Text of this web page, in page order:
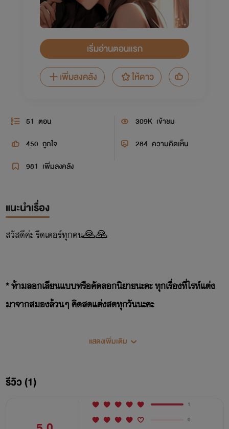
เริ่มอ่านตอนแรก
เพิ่มลงคลัง
ให้ดาว
51 ตอน 309K เข้าชม
450 ถูกใจ 284 ความคิดเห็น
981 เพิ่มลงคลัง
แนะนำเรื่อง
สวัสดีค่ะ รีดเดอร์ทุกคน🙏🙏
* ห้ามลอกเลียนแบบหรือคัดลอกนิยายนะคะ ทุกเรื่องที่ไรท์แต่ง
มาจากสมองล้วนๆ คิดสดแต่งสดทุกวันนะคะ
🙏🙏🙏
แสดงเพิ่มเติม
รีวิว (1)
1
0